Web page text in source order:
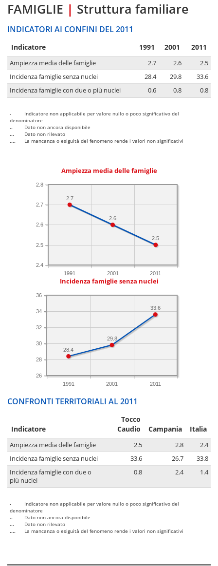
FAMIGLIE | Struttura familiare
INDICATORI AI CONFINI DEL 2011
Indicatore 1991 2001 2011
Ampiezza media delle famiglie 2.7 2.6
2.5
Incidenza famiglie senza nuclei
28.4 29.8
33.6
Incidenza famiglie con due o più nuclei
0.6 0.8 0.8
-
Indicatore non applicabile per valore nullo o poco significativo del
denominatore
..
Dato non ancora disponibile
...
Dato non rilevato
....
La mancanza o esiguità del fenomeno rende i valori non significativi
Ampiezza media delle famiglie
1991 2001 2011
2.4
2.5
2.6
2.7
2.8
2.5
2.6
2.7
Incidenza famiglie senza nuclei
1991 2001 2011
26
28
30
32
34
36
33.6
29.8
28.4
CONFRONTI TERRITORIALI AL 2011
Indicatore
Tocco
Caudio
Campania Italia
Ampiezza media delle famiglie 2.5 2.8
2.4
Incidenza famiglie senza nuclei
33.6 26.7
33.8
Incidenza famiglie con due o
più nuclei
0.8 2.4 1.4
-
Indicatore non applicabile per valore nullo o poco significativo del
denominatore
..
Dato non ancora disponibile
...
Dato non rilevato
....
La mancanza o esiguità del fenomeno rende i valori non significativi